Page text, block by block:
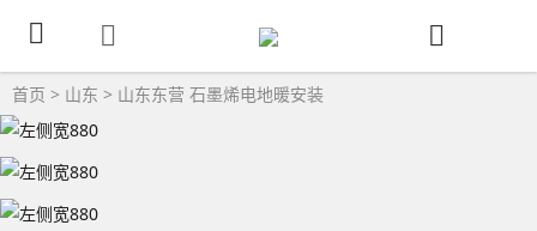
首页 > 山东 > 山东东营 石墨烯电地暖安装